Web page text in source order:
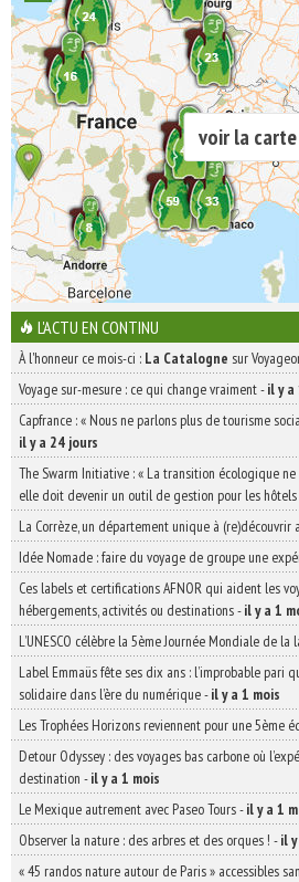
voir la carte
L'ACTU EN CONTINU
À l'honneur ce mois-ci : La Catalogne sur
Voyage sur-mesure : ce qui change vraiment-il y a
Capfrance : « Nous ne parlons plus de tourisme
il y a 24 jours
The Swarm Initiative : « La transition écologique
elle doit devenir un outil de gestion pour les hôtels
La Corrèze, un département unique à (re)découvrir
Idée Nomade : faire du voyage de groupe une
Ces labels et certifications AFNOR qui aident les
hébergements, activités ou destinations-il y a 1
L’UNESCO célèbre la 5ème Journée Mondiale de
Label Emmaüs fête ses dix ans : l’improbable pari
solidaire dans l’ère du numérique-il y a 1 mois
Les Trophées Horizons reviennent pour une 5ème
Detour Odyssey : des voyages bas carbone où
destination -il y a 1 mois
Le Mexique autrement avec Paseo Tours-il y a 1
Observer la nature : des arbres et des orques ! -il
« 45 randos nature autour de Paris » accessibles